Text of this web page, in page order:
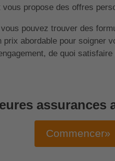
propose des offres
pouvez trouver des
abordable pour soigner
de quoi
assurances
Commencer»